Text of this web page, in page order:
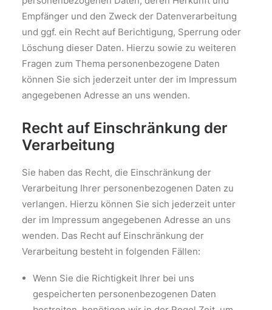
Empfänger und den Zweck der Datenverarbeitung
und ggf. ein Recht auf Berichtigung, Sperrung oder
Löschung dieser Daten. Hierzu sowie zu weiteren
Fragen zum Thema personenbezogene Daten
können Sie sich jederzeit unter der im Impressum
angegebenen Adresse an uns wenden.
Recht auf Einschränkung der
Verarbeitung
Sie haben das Recht, die Einschränkung der
Verarbeitung Ihrer personenbezogenen Daten zu
verlangen. Hierzu können Sie sich jederzeit unter
der im Impressum angegebenen Adresse an uns
wenden. Das Recht auf Einschränkung der
Verarbeitung besteht in folgenden Fällen:
Wenn Sie die Richtigkeit Ihrer bei uns
gespeicherten personenbezogenen Daten